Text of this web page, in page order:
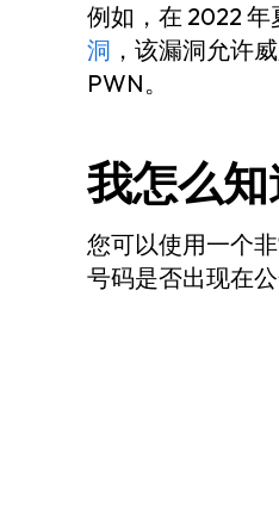
例如，在 2022
洞 ，该漏洞允许
PWN。
我怎么知
您可以使用一个
号码是否出现在公